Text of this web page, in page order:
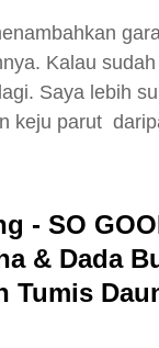
Kalau
Saya lebih
keju parut
- SO
& Dada
Tumis